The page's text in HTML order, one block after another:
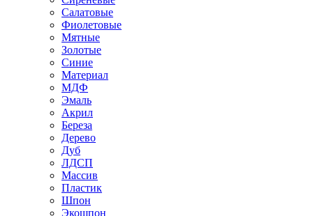
Салатовые
Фиолетовые
Мятные
Золотые
Синие
Материал
МДФ
Эмаль
Акрил
Береза
Дерево
Дуб
ЛДСП
Массив
Пластик
Шпон
Экошпон